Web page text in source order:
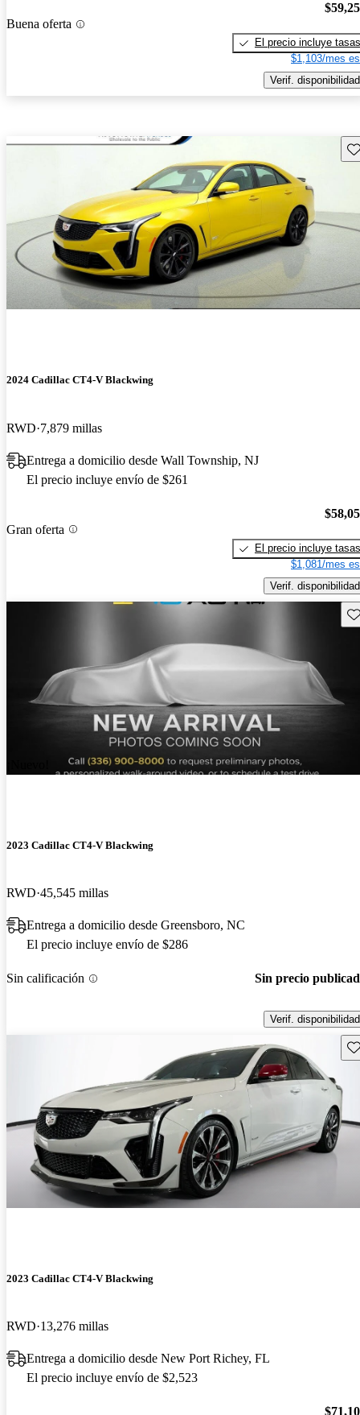
Buena oferta
El precio incluye tasas
$1,103/mes
Verif. disponibilidad
2024 Cadillac CT4-V Blackwing
RWD 7,879 millas
Entrega a domicilio desde Wall Township, NJ
El precio incluye envío de $261
Gran oferta
El precio incluye tasas
$1,081/mes
Verif. disponibilidad
2023 Cadillac CT4-V Blackwing
RWD 45,545 millas
Entrega a domicilio desde Greensboro, NC
El precio incluye envío de $286
Sin calificación Sin precio
Verif. disponibilidad
2023 Cadillac CT4-V Blackwing
RWD 13,276 millas
Entrega a domicilio desde New Port Richey, FL
El precio incluye envío de $2,523